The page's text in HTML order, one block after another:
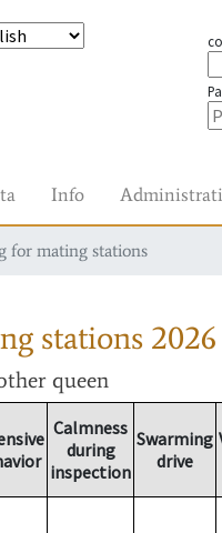
Info
for mating stations
stations 2026
queen
Calmness
during
inspection
Swarming
drive